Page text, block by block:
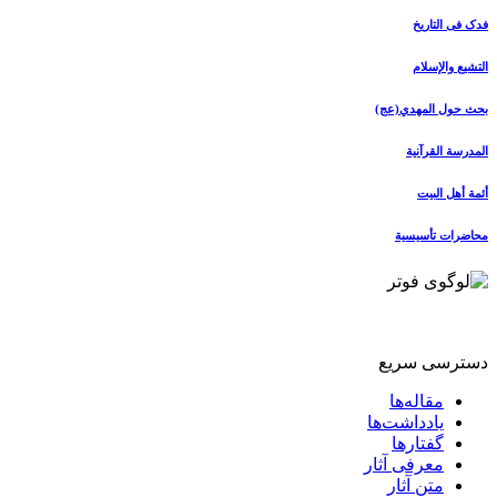
فدک فی التاریخ
التشیع والإسلام
بحث حول المهدي(عج)
المدرسة القرآنیة
أئمة أهل البیت
محاضرات تأسیسیة
دسترسی سریع
مقاله‌ها
یادداشت‌ها
گفتارها
معرفی آثار
متن آثار